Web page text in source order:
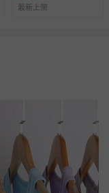
最新上架